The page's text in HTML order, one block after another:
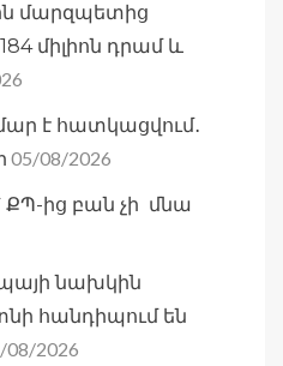
մարզպետից
միլիոն դրամ և
է հատկացվում․
05/08/2026
ՔՊ-ից բան չի մնա
նախկին
հանդիպում են
08/2026